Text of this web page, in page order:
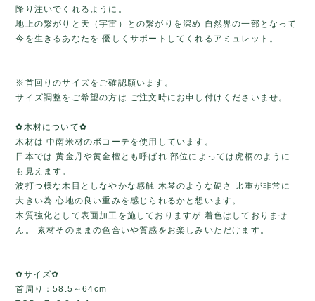
降り注いでくれるように。
地上の繋がりと天（宇宙）との繋がりを深め 自然界の一部となって
今を生きるあなたを 優しくサポートしてくれるアミュレット。
※首回りのサイズをご確認願います。
サイズ調整をご希望の方は ご注文時にお申し付けくださいませ。
✿木材について✿
木材は 中南米材のボコーテを使用しています。
日本では 黄金丹や黄金檀とも呼ばれ 部位によっては虎柄のように
も見えます。
波打つ様な木目としなやかな感触 木琴のような硬さ 比重が非常に
大きい為 心地の良い重みを感じられるかと想います。
木質強化として表面加工を施しておりますが 着色はしておりませ
ん。 素材そのままの色合いや質感をお楽しみいただけます。
✿サイズ✿
首周り：58.5～64cm